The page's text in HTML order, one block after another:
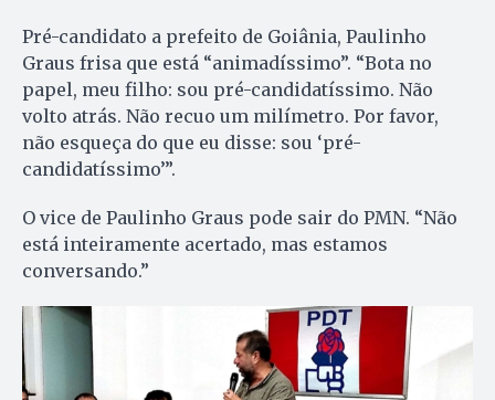
Pré-candidato a prefeito de Goiânia, Paulinho
Graus frisa que está “animadíssimo”. “Bota no
papel, meu filho: sou pré-candidatíssimo. Não
volto atrás. Não recuo um milímetro. Por favor,
não esqueça do que eu disse: sou ‘pré-
candidatíssimo’”.
O vice de Paulinho Graus pode sair do PMN. “Não
está inteiramente acertado, mas estamos
conversando.”